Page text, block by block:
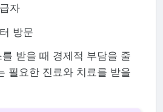
자
방문
받을 때 경제적 부담을 줄
필요한 진료와 치료를 받을